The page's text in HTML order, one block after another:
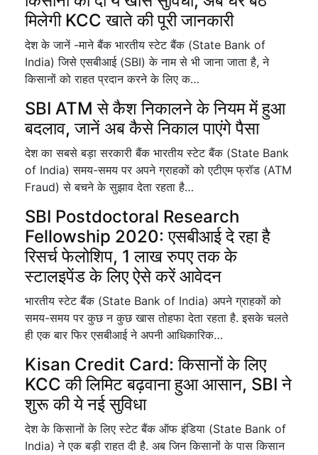
मिलेगी KCC खाते की पूरी जानकारी
देश के जानें -माने बैंक भारतीय स्टेट बैंक (State Bank of
India) जिसे एसबीआई (SBI) के नाम से भी जाना जाता है, ने
किसानों को राहत प्रदान करने के लिए क…
SBI ATM से कैश निकालने के नियम में हुआ
बदलाव, जानें अब कैसे निकाल पाएंगे पैसा
देश का सबसे बड़ा सरकारी बैंक भारतीय स्टेट बैंक (State Bank
of India) समय-समय पर अपने ग्राहकों को एटीएम फ्रॉड (ATM
Fraud) से बचने के सुझाव देता रहता है…
SBI Postdoctoral Research
Fellowship 2020: एसबीआई दे रहा है
रिसर्च फेलोशिप, 1 लाख रुपए तक के
स्टालइपेंड के लिए ऐसे करें आवेदन
भारतीय स्टेट बैंक (State Bank of India) अपने ग्राहकों को
समय-समय पर कुछ न कुछ खास तोहफा देता रहता है. इसके चलते
ही एक बार फिर एसबीआई ने अपनी आधिकारिक…
Kisan Credit Card: किसानों के लिए
KCC की लिमिट बढ़वाना हुआ आसान, SBI ने
शुरू की ये नई सुविधा
देश के किसानों के लिए स्टेट बैंक ऑफ इंडिया (State Bank of
India) ने एक बड़ी राहत दी है. अब जिन किसानों के पास किसान